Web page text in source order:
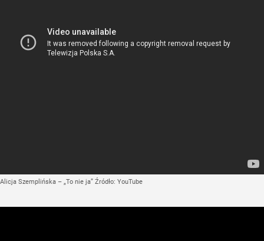
Alicja Szemplińska – „To nie ja” Źródło: YouTube